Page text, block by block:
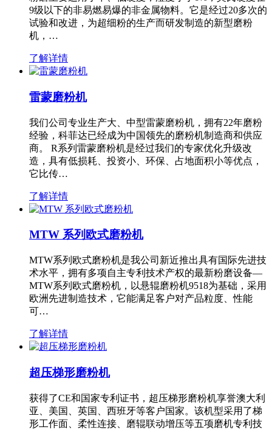
9级以下的非易燃易爆的非金属物料。它是经过20多次的
试验和改进，为超细粉的生产而研发制造的新型磨粉
机，…
了解详情
雷蒙磨粉机
我们公司专业生产大、中型雷蒙磨粉机，拥有22年磨粉
经验，科菲达已经成为中国领先的磨粉机制造商和供应
商。 R系列雷蒙磨粉机是经过我们的专家优化升级改
造，具有低损耗、投资小、环保、占地面积小等优点，
它比传…
了解详情
MTW 系列欧式磨粉机
MTW系列欧式磨粉机是我公司新近推出具有国际先进技
术水平，拥有多项自主专利技术产权的最新粉磨设备—
MTW系列欧式磨粉机，以悬辊磨粉机9518为基础，采用
欧洲先进制造技术，它能满足客户对产品粒度、性能
可…
了解详情
超压梯形磨粉机
获得了CE和国家专利证书，超压梯形磨粉机享誉澳大利
亚、美国、英国、西班牙等客户国家。该机型采用了梯
形工作面、柔性连接、磨辊联动增压等五项磨机专利技